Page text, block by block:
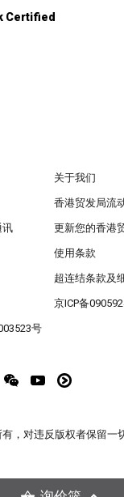
Certified
关于我们
香港贸发局流
讯 更新您的香港
使用条款
超连结条款及
京ICP备
号
，对违反版权者保留一